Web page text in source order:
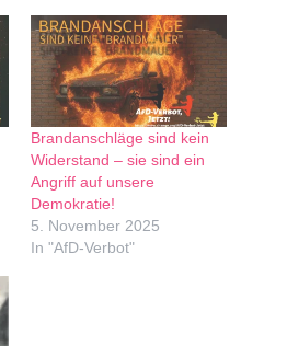
Brandanschläge sind kein
Widerstand – sie sind ein
Angriff auf unsere
Demokratie!
5. November 2025
In "AfD-Verbot"